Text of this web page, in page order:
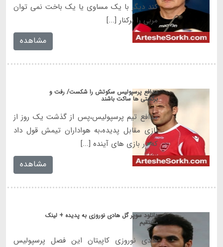
کند دیگر با یک مساوی یا یک باخت نمی توان
مربی را برکنار [...]
مشاهده
مدافع پرسپولیس سکوتش را شکست/ رفت و
برگشتی ها ساکت باشند
مدافع تیم پرسپولیس،پس از گذشت یک روز از
بازی مقابل پدیده،به هواداران تیمش قول داد
که در بازی های آینده [...]
مشاهده
دانلود سوپر گل هادی نوروزی به پدیده + لینک
مستقیم
هادی نوروزی کاپیتان این فصل پرسپولیس